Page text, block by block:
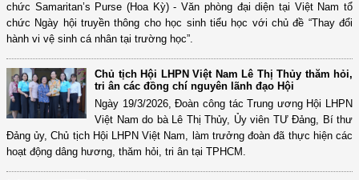
chức Samaritan’s Purse (Hoa Kỳ) - Văn phòng đại diện tại Việt Nam tổ
chức Ngày hội truyền thông cho học sinh tiểu học với chủ đề “Thay đổi
hành vi vệ sinh cá nhân tại trường học”.
Chủ tịch Hội LHPN Việt Nam Lê Thị Thủy thăm hỏi,
tri ân các đồng chí nguyên lãnh đạo Hội
Ngày 19/3/2026, Đoàn công tác Trung ương Hội LHPN
Việt Nam do bà Lê Thị Thủy, Ủy viên TƯ Đảng, Bí thư
Đảng ủy, Chủ tịch Hội LHPN Việt Nam, làm trưởng đoàn đã thực hiện các
hoạt động dâng hương, thăm hỏi, tri ân tại TPHCM.